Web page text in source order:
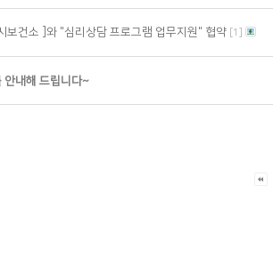
보건소 ]와 "심리상담 프로그램 업무지원" 협약 1
안내해 드립니다~